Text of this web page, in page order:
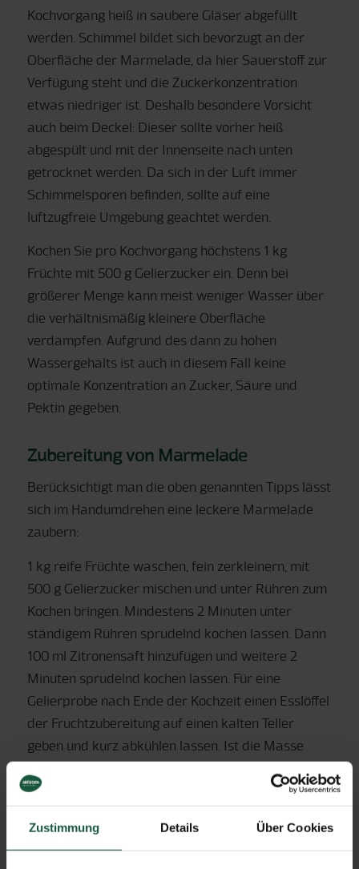
Zustimmung Details Über Cookies
Kochvorgang heiß in saubere Gläser abgefüllt
werden. Schimmel bildet sich bevorzugt an der
Oberfläche der Marmelade, da hier Sauerstoff zur
Verfügung steht und die Zuckerkonzentration
etwas niedriger ist. Deshalb besondere Vorsicht
auch beim Deckel: Dieser sollte vorher heiß
abgespült und mit der Innenseite nach unten
getrocknet werden. Da sich in der Luft immer
Schimmelsporen befinden, sollte auf eine
luftzugfreie Umgebung geachtet werden.
Kochen Sie pro Kochvorgang höchstens 1 kg
Früchte mit 500 g Gelierzucker ein. Denn bei
größerer Menge kann meist weniger Wasser über
die verhältnismäßig kleinere Oberfläche
verdampfen. Aufgrund des dann zu hohen
Wassergehalts ist auch in diesem Fall keine
optimale Konzentration an Zucker, Säure und
Pektin gegeben.
Zubereitung von Marmelade
Berücksichtigt man die oben genannten Tipps lässt
sich im Handumdrehen eine leckere Marmelade
zaubern:
1 kg reife Früchte waschen, fein zerkleinern, mit
500 g Gelierzucker mischen und unter Rühren zum
Kochen bringen. Mindestens 2 Minuten unter
ständigem Rühren sprudelnd kochen lassen. Dann
100 ml Zitronensaft hinzufügen und weitere 2
Minuten sprudelnd kochen lassen. Für eine
Gelierprobe nach Ende der Kochzeit einen Esslöffel
der Fruchtzubereitung auf einen kalten Teller
geben und kurz abkühlen lassen. Ist die Masse
lassen. Ist die Zubereitung fest, kann die kochend
abgefüllt und fest zugeschraubt werden. Für circa